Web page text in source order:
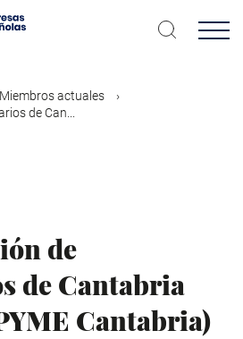
Miembros actuales
de Can...
de
de Cantabria
Cantabria)